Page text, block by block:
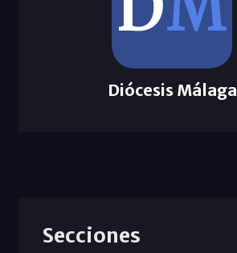
Diócesis Málaga
Secciones